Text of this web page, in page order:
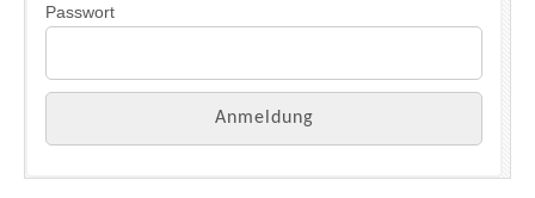
Passwort